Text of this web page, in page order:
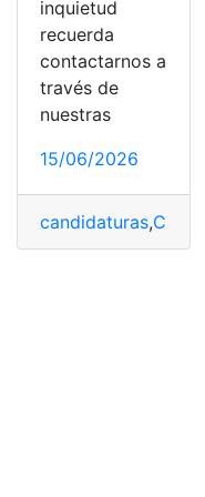
inquietud
recuerda
contactarnos a
través de
nuestras
15/06/2026
candidaturas,CNE